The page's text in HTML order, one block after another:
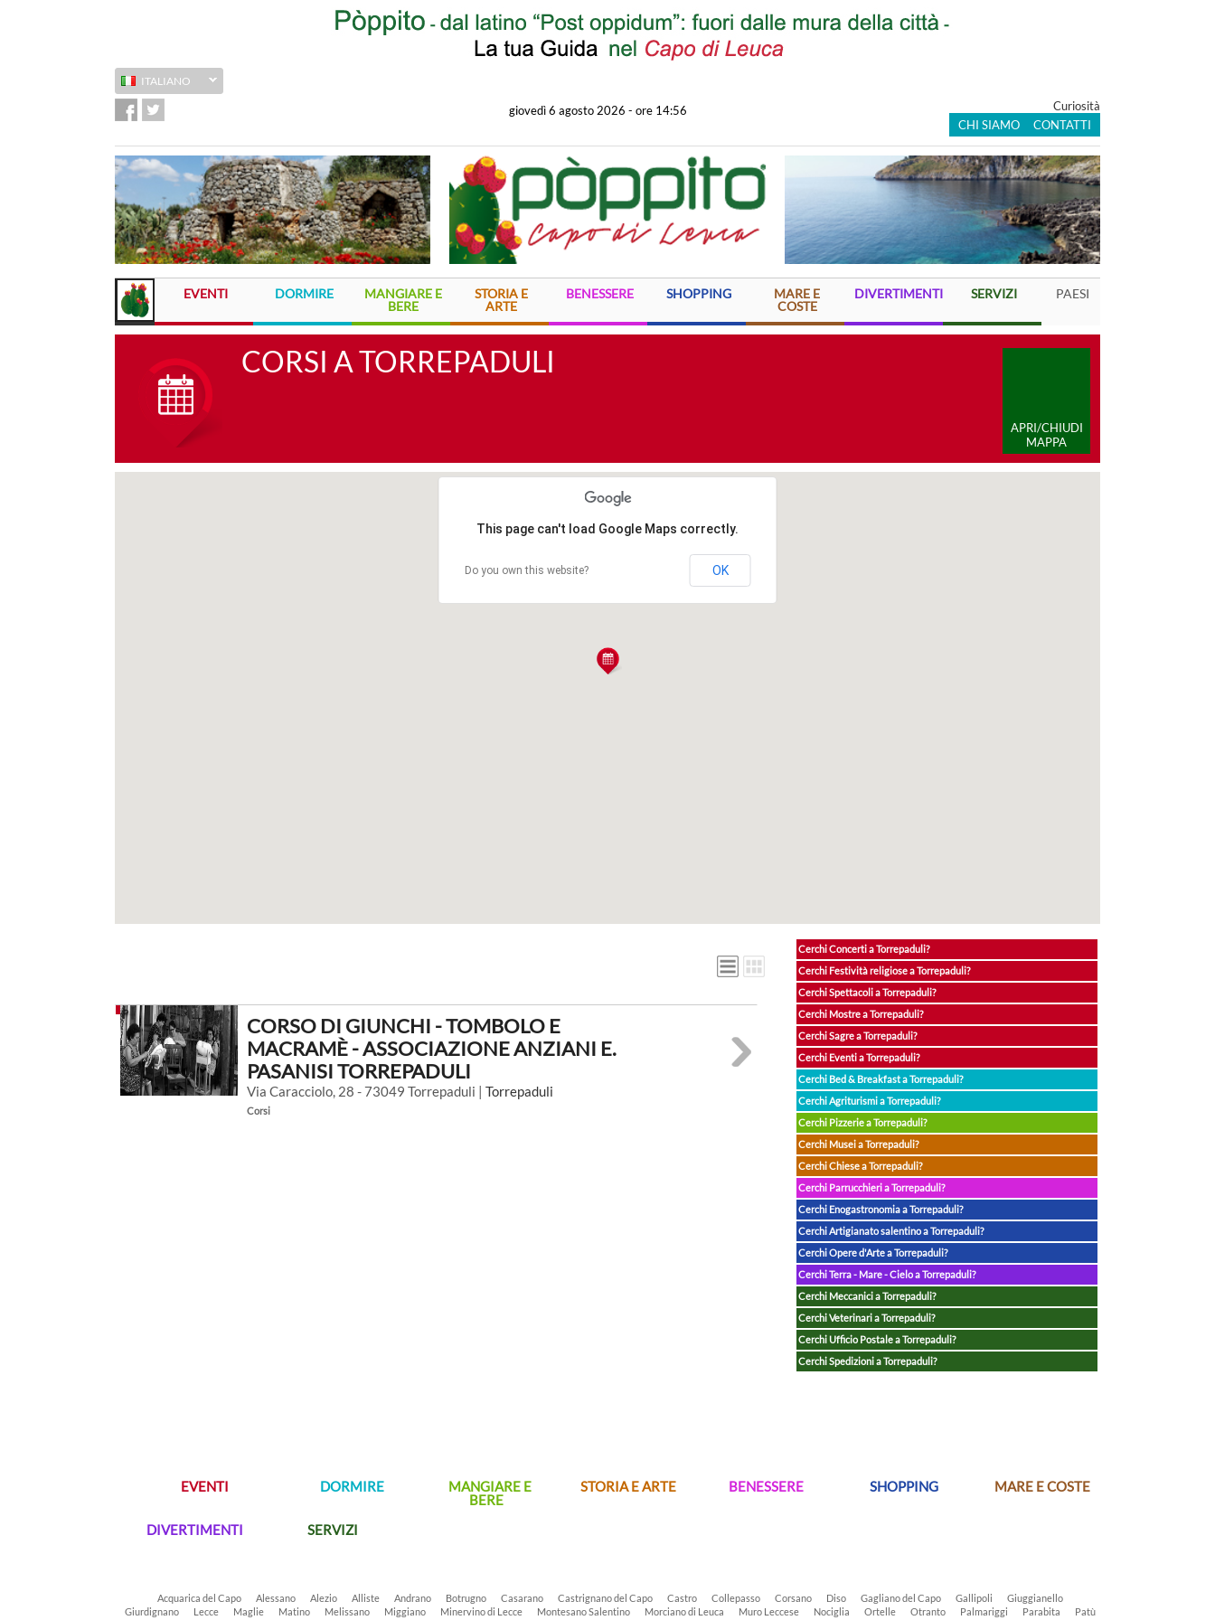
ITALIANO
giovedì 6 agosto 2026 - ore 14:56
Curiosità
CHI SIAMO
CONTATTI
EVENTI DORMIRE
MANGIARE E
BERE
STORIA E
ARTE
BENESSERE SHOPPING
MARE E
COSTE
DIVERTIMENTI SERVIZI PAESI
CORSI A TORREPADULI
APRI/CHIUDI
MAPPA
This page can't load Google Maps correctly.
Do you own this website? OK
CORSO DI GIUNCHI - TOMBOLO E
MACRAMÈ - ASSOCIAZIONE ANZIANI E.
PASANISI TORREPADULI
Via Caracciolo, 28 - 73049 Torrepaduli | Torrepaduli
Corsi
Cerchi Concerti a Torrepaduli?
Cerchi Festività religiose a Torrepaduli?
Cerchi Spettacoli a Torrepaduli?
Cerchi Mostre a Torrepaduli?
Cerchi Sagre a Torrepaduli?
Cerchi Eventi a Torrepaduli?
Cerchi Bed & Breakfast a Torrepaduli?
Cerchi Agriturismi a Torrepaduli?
Cerchi Pizzerie a Torrepaduli?
Cerchi Musei a Torrepaduli?
Cerchi Chiese a Torrepaduli?
Cerchi Parrucchieri a Torrepaduli?
Cerchi Enogastronomia a Torrepaduli?
Cerchi Artigianato salentino a Torrepaduli?
Cerchi Opere d'Arte a Torrepaduli?
Cerchi Terra - Mare - Cielo a Torrepaduli?
Cerchi Meccanici a Torrepaduli?
Cerchi Veterinari a Torrepaduli?
Cerchi Ufficio Postale a Torrepaduli?
Cerchi Spedizioni a Torrepaduli?
EVENTI DORMIRE
MANGIARE E
BERE
STORIA E ARTE BENESSERE SHOPPING MARE E COSTE
DIVERTIMENTI SERVIZI
Acquarica del Capo Alessano Alezio Alliste Andrano Botrugno Casarano Castrignano del Capo Castro Collepasso Corsano Diso Gagliano del Capo Gallipoli
Giuggianello
Giurdignano
Lecce Maglie Matino Melissano Miggiano Minervino di Lecce Montesano Salentino Morciano di Leuca Muro Leccese Nociglia Ortelle Otranto Palmariggi Parabita
Patù